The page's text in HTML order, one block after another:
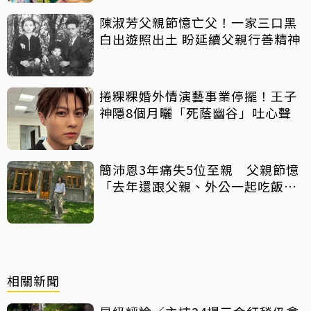
陳淑芳父親節憶亡父！一家三口黑
白出遊照出土 盼延續父親行善精神
捲粿粿婚外情演藝事業停擺！王子
神隱8個月曬「死蔭幽谷」吐心聲
簡沛恩3年痛失5位至親 父親節憶
「去年還跟父親、外公一起吃飯聊
相關新聞